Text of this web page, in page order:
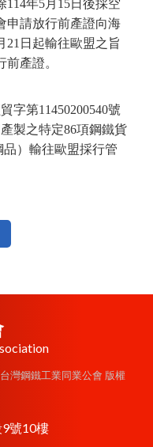
年5月15日後採空
申請放行前產證向海
21日起輸往歐盟之旨
產證。
字第11450200540號
製之特定86項鋼鐵貨
）輸往歐盟採行管
灣鋼鐵工業同業公會 版權
號10樓